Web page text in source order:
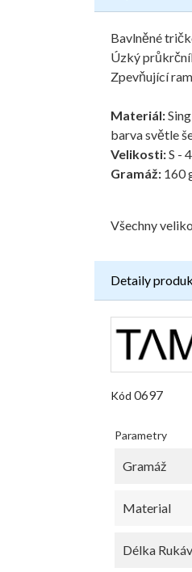
Bavlněné
Úzký
Zpevňující
Materiál:
barva světle
Velikosti:S -
Gramáž: 160
Všechny
Detaily
Kód 0697
Parametry
Gramáž
Material
Délka